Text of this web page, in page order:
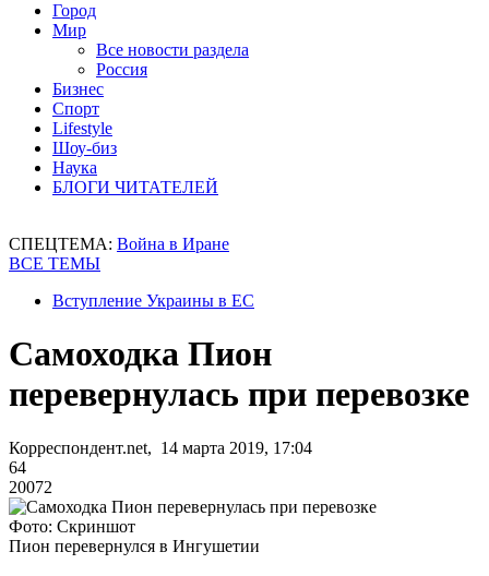
Город
Мир
Все новости раздела
Россия
Бизнес
Спорт
Lifestyle
Шоу-биз
Наука
БЛОГИ ЧИТАТЕЛЕЙ
СПЕЦТЕМА: Война в Иране
ВСЕ ТЕМЫ
Вступление Украины в ЕС
Самоходка Пион
перевернулась при перевозке
Корреспондент.net, 14 марта 2019, 17:04
64
20072
Фото: Скриншот
Пион перевернулся в Ингушетии